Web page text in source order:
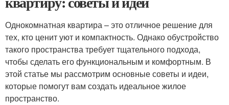
Однокомнатная квартира – это отличное решение для
тех, кто ценит уют и компактность. Однако обустройство
такого пространства требует тщательного подхода,
чтобы сделать его функциональным и комфортным. В
этой статье мы рассмотрим основные советы и идеи,
которые помогут вам создать идеальное жилое
пространство.